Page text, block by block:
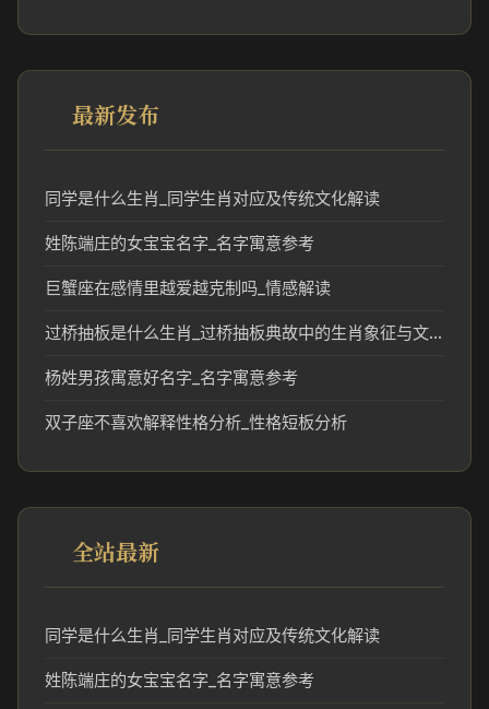
最新发布
同学是什么生肖_同学生肖对应及传统文化解读
姓陈端庄的女宝宝名字_名字寓意参考
巨蟹座在感情里越爱越克制吗_情感解读
过桥抽板是什么生肖_过桥抽板典故中的生肖象征与文化解析
杨姓男孩寓意好名字_名字寓意参考
双子座不喜欢解释性格分析_性格短板分析
全站最新
同学是什么生肖_同学生肖对应及传统文化解读
姓陈端庄的女宝宝名字_名字寓意参考